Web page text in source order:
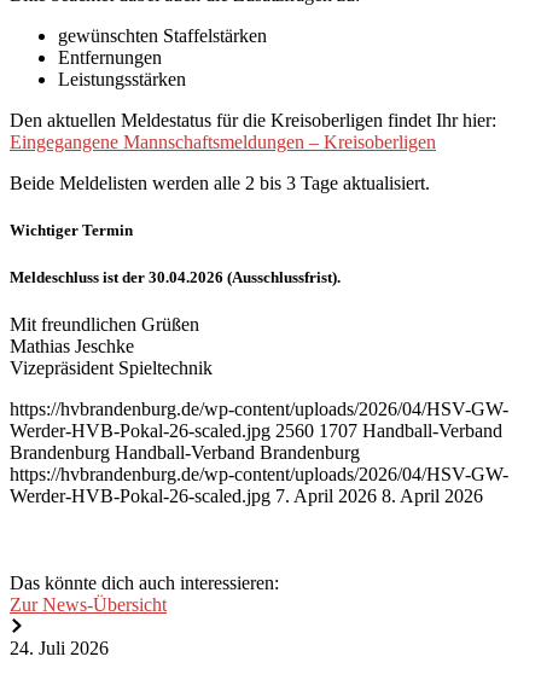
gewünschten Staffelstärken
Entfernungen
Leistungsstärken
Den aktuellen Meldestatus für die Kreisoberligen findet Ihr hier:
Eingegangene Mannschaftsmeldungen – Kreisoberligen
Beide Meldelisten werden alle 2 bis 3 Tage aktualisiert.
Wichtiger Termin
Meldeschluss ist der 30.04.2026 (Ausschlussfrist).
Mit freundlichen Grüßen
Mathias Jeschke
Vizepräsident Spieltechnik
https://hvbrandenburg.de/wp-content/uploads/2026/04/HSV-GW-
Werder-HVB-Pokal-26-scaled.jpg 2560 1707 Handball-Verband
Brandenburg Handball-Verband Brandenburg
https://hvbrandenburg.de/wp-content/uploads/2026/04/HSV-GW-
Werder-HVB-Pokal-26-scaled.jpg 7. April 2026 8. April 2026
Das könnte dich auch interessieren:
Zur News-Übersicht
HVB-
24. Juli 2026